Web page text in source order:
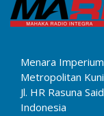
Menara
Metropolitan
Jl. HR Rasuna
Indonesia